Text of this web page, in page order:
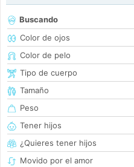
Buscando
Color de ojos
Color de pelo
Tipo de cuerpo
Tamaño
Peso
Tener hijos
¿Quieres tener hijos
Movido por el amor